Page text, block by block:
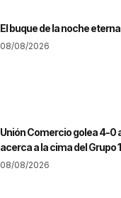
El buque de la noche eterna
08/08/2026
Unión Comercio golea 4-0
acerca a la cima del Grupo
08/08/2026